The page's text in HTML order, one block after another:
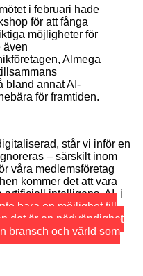
i februari hade
för att fånga
möjligheter för
även
Almega
bland annat AI-
för framtiden.
står vi inför en
– särskilt inom
våra medlemsföretag
kommer det att vara
artificiell intelligens, AI, i
bara en möjlighet till
det är en nödvändighet
bransch och värld som